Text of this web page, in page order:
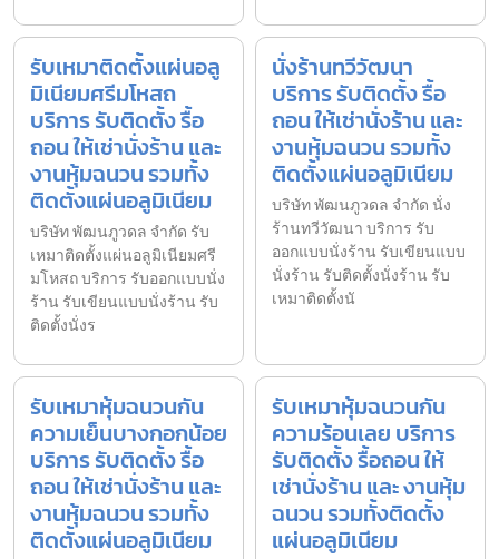
รับเหมาติดตั้งแผ่นอลู
มิเนียมศรีมโหสถ
บริการ รับติดตั้ง รื้อ
ถอน ให้เช่านั่งร้าน และ
งานหุ้มฉนวน รวมทั้ง
ติดตั้งแผ่นอลูมิเนียม
บริษัท พัฒนภูวดล จำกัด รับ
เหมาติดตั้งแผ่นอลูมิเนียมศรี
มโหสถ บริการ รับออกแบบนั่ง
ร้าน รับเขียนแบบนั่งร้าน รับ
ติดตั้งนั่งร
นั่งร้านทวีวัฒนา
บริการ รับติดตั้ง รื้อ
ถอน ให้เช่านั่งร้าน และ
งานหุ้มฉนวน รวมทั้ง
ติดตั้งแผ่นอลูมิเนียม
บริษัท พัฒนภูวดล จำกัด นั่ง
ร้านทวีวัฒนา บริการ รับ
ออกแบบนั่งร้าน รับเขียนแบบ
นั่งร้าน รับติดตั้งนั่งร้าน รับ
เหมาติดตั้งนั
รับเหมาหุ้มฉนวนกัน
ความเย็นบางกอกน้อย
บริการ รับติดตั้ง รื้อ
ถอน ให้เช่านั่งร้าน และ
งานหุ้มฉนวน รวมทั้ง
ติดตั้งแผ่นอลูมิเนียม
รับเหมาหุ้มฉนวนกัน
ความร้อนเลย บริการ
รับติดตั้ง รื้อถอน ให้
เช่านั่งร้าน และ งานหุ้ม
ฉนวน รวมทั้งติดตั้ง
แผ่นอลูมิเนียม